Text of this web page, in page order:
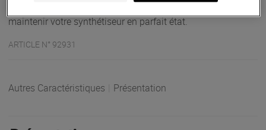
maintenir votre synthétiseur en parfait état.
ARTICLE N° 92931
Autres Caractéristiques Présentation